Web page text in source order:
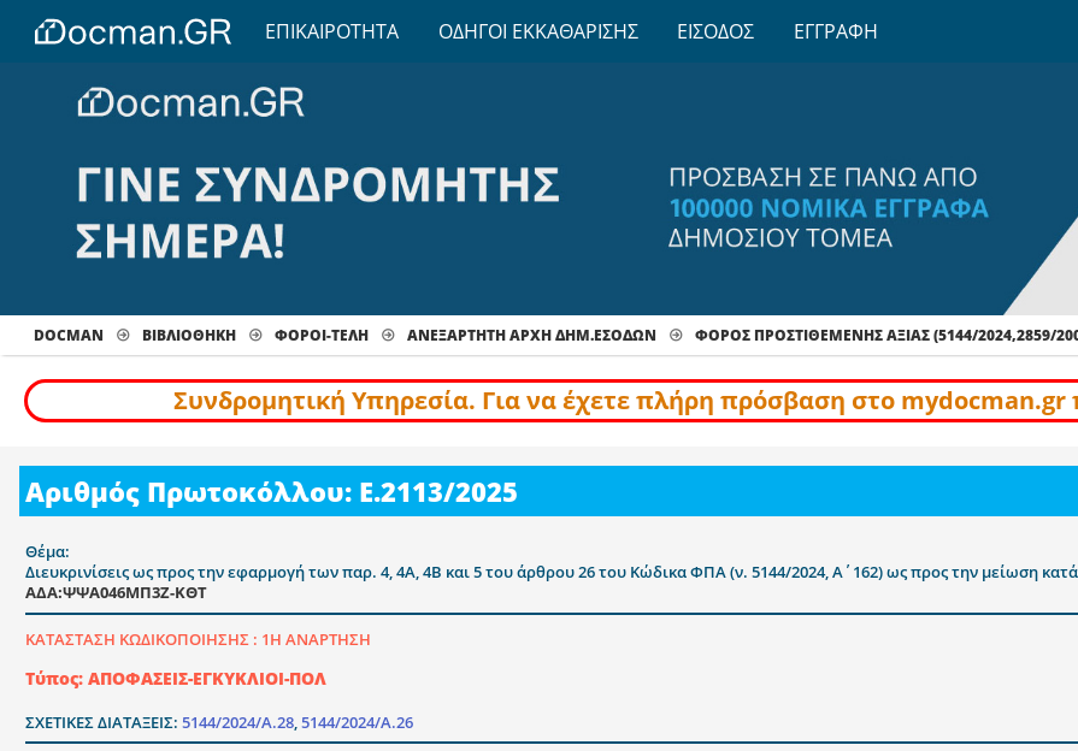
ΕΠΙΚΑΙΡΟΤΗΤΑ ΟΔΗΓΟΙ ΕΚΚΑΘΑΡΙΣΗΣ ΕΙΣΟΔΟΣ ΕΓΓΡΑΦΗ
DOCMAN ΒΙΒΛΙΟΘΗΚΗ ΦΟΡΟΙ-ΤΕΛΗ ΑΝΕΞΑΡΤΗΤΗ ΑΡΧΗ ΔΗΜ.ΕΣΟΔΩΝ ΦΌΡΟΣ ΠΡΟΣΤΙΘΈΜΕΝΗΣ ΑΞΊΑΣ (5144/2024,2859/
Συνδρομητική Υπηρεσία. Για να έχετε πλήρη πρόσβαση στο mydocman.gr
Αριθμός Πρωτοκόλλου: Ε.2113/2025
Θέμα:
Διευκρινίσεις ως προς την εφαρμογή των παρ. 4, 4Α, 4Β και 5 του άρθρου 26 του Κώδικα ΦΠΑ (ν. 5144/2024, Α΄162) ως προς την μείωση
ΑΔΑ:ΨΨΑ046ΜΠ3Ζ-ΚΘΤ
ΚΑΤΑΣΤΑΣΗ ΚΩΔΙΚΟΠΟΙΗΣΗΣ : 1Η ΑΝΑΡΤΗΣΗ
Τύπος: ΑΠΟΦΑΣΕΙΣ-ΕΓΚΥΚΛΙΟΙ-ΠΟΛ
ΣΧΕΤΙΚΕΣ ΔΙΑΤΑΞΕΙΣ: 5144/2024/Α.28 5144/2024/Α.26